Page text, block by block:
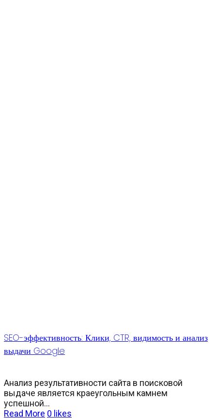
SEO-эффективность: Клики, CTR, видимость и анализ
выдачи Google
Анализ результативности сайта в поисковой
выдаче является краеугольным камнем
успешной...
Read More 0 likes